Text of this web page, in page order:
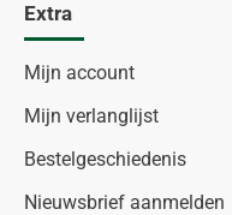
Extra
Mijn account
Mijn verlanglijst
Bestelgeschiedenis
Nieuwsbrief aanmelden